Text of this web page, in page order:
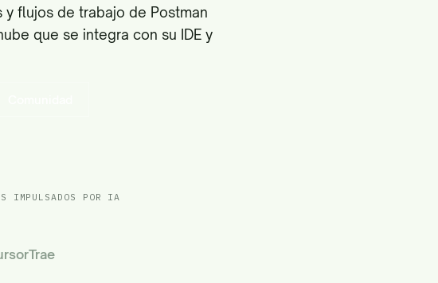
flujos de trabajo de Postman
que se integra con su IDE y
IMPULSADOS POR IA
Trae